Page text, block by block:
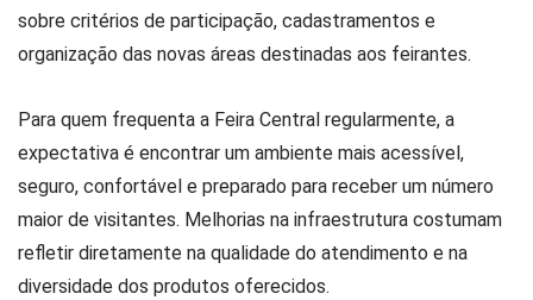
sobre critérios de participação, cadastramentos e
organização das novas áreas destinadas aos feirantes.
Para quem frequenta a Feira Central regularmente, a
expectativa é encontrar um ambiente mais acessível,
seguro, confortável e preparado para receber um número
maior de visitantes. Melhorias na infraestrutura costumam
refletir diretamente na qualidade do atendimento e na
diversidade dos produtos oferecidos.